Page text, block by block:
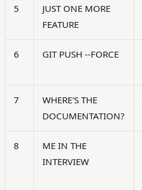
5
JUST ONE MORE
FEATURE
6 GIT PUSH --FORCE
7
WHERE'S THE
DOCUMENTATION?
8
ME IN THE
INTERVIEW